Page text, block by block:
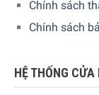
Hiện tại sản
quốc. Quý vị hãy
Chính sách
Chính sách
HỆ THỐNG CỬA